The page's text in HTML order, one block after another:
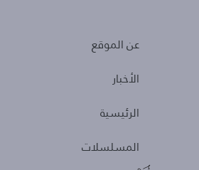
About
عن الموقع
الأخبار
الرئيسية
المسلسلات